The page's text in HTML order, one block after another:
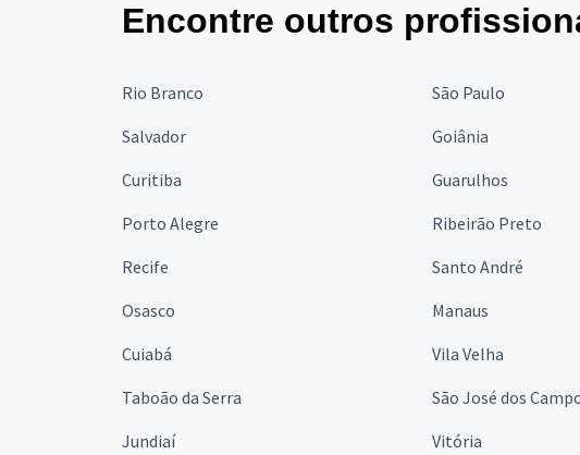
Encontre outros
Rio Branco São Paulo
Salvador
Goiânia
Curitiba
Guarulhos
Porto Alegre
Ribeirão Preto
Recife
Santo André
Osasco
Manaus
Cuiabá
Vila Velha
Taboão da Serra
São José dos
Jundiaí
Vitória